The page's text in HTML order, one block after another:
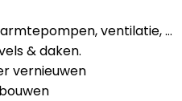
ventilatie, …
& daken.
vernieuwen